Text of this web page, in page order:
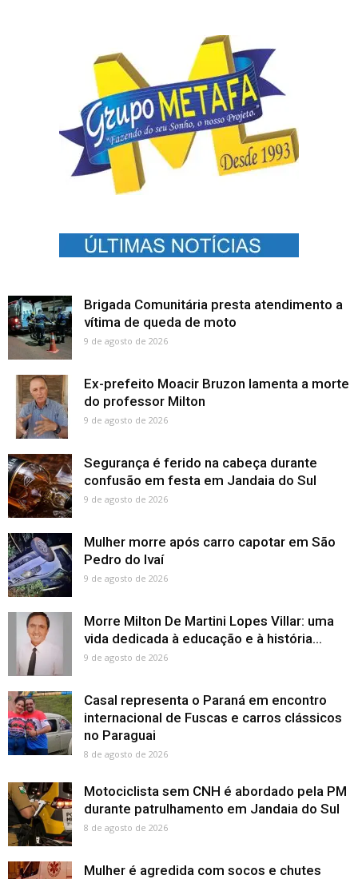
Brigada Comunitária presta atendimento a
vítima de queda de moto
9 de agosto de 2026
Ex-prefeito Moacir Bruzon lamenta a morte
do professor Milton
9 de agosto de 2026
Segurança é ferido na cabeça durante
confusão em festa em Jandaia do Sul
9 de agosto de 2026
Mulher morre após carro capotar em São
Pedro do Ivaí
9 de agosto de 2026
Morre Milton De Martini Lopes Villar: uma
vida dedicada à educação e à história...
9 de agosto de 2026
Casal representa o Paraná em encontro
internacional de Fuscas e carros clássicos
no Paraguai
8 de agosto de 2026
Motociclista sem CNH é abordado pela PM
durante patrulhamento em Jandaia do Sul
8 de agosto de 2026
Mulher é agredida com socos e chutes